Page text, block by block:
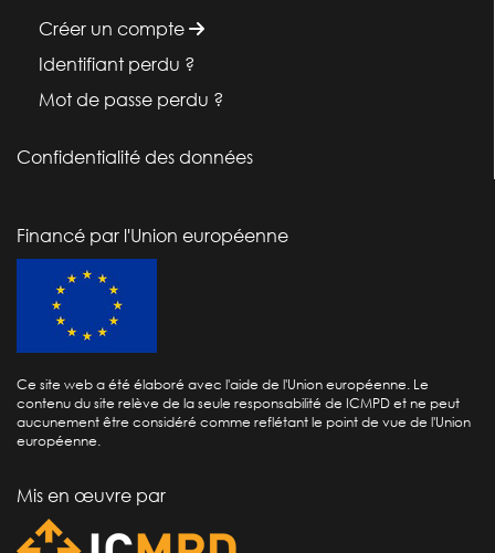
Créer un compte
Identifiant perdu ?
Mot de passe perdu ?
Confidentialité des données
Financé par l'Union européenne
Ce site web a été élaboré avec l'aide de l'Union européenne. Le
contenu du site relève de la seule responsabilité de ICMPD et ne peut
aucunement être considéré comme reflétant le point de vue de l'Union
européenne.
Mis en œuvre par